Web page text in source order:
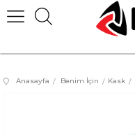
Anasayfa Benim İçin Kask